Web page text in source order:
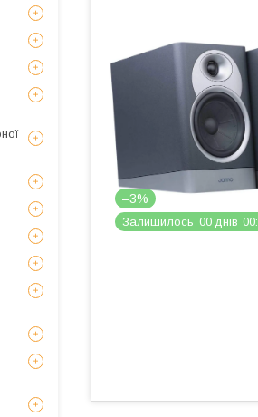
–3%
Залишилось 00 днів 00